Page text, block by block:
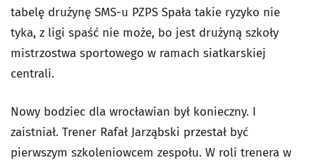
tabelę drużynę SMS-u PZPS Spała takie ryzyko nie
tyka, z ligi spaść nie może, bo jest drużyną szkoły
mistrzostwa sportowego w ramach siatkarskiej
centrali.
Nowy bodziec dla wrocławian był konieczny. I
zaistniał. Trener Rafał Jarząbski przestał być
pierwszym szkoleniowcem zespołu. W roli trenera w